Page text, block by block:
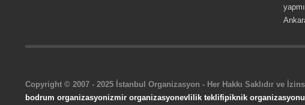
Copyright © 2007 - 2025 İstanbul Organizasyon - Her Hakkı Saklıdır ve
bodrum organizasyonizmir organizasyonevlilik teklifipiknik organizasyonu